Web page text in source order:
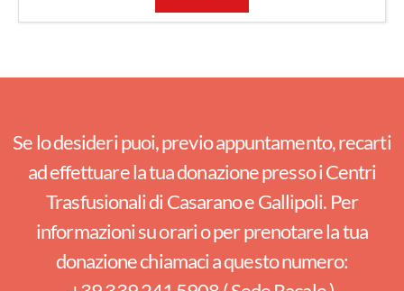
Se lo desideri puoi, previo appuntamento, recarti
ad effettuare la tua donazione presso i Centri
Trasfusionali di Casarano e Gallipoli. Per
informazioni su orari o per prenotare la tua
donazione chiamaci a questo numero: